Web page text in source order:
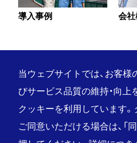
導入事例 会
推奨環境 ご利用条件
当ウェブサイトでは、お客様
びサービス品質の維持・向上
クッキーを利用しています
ご同意いただける場合は、「